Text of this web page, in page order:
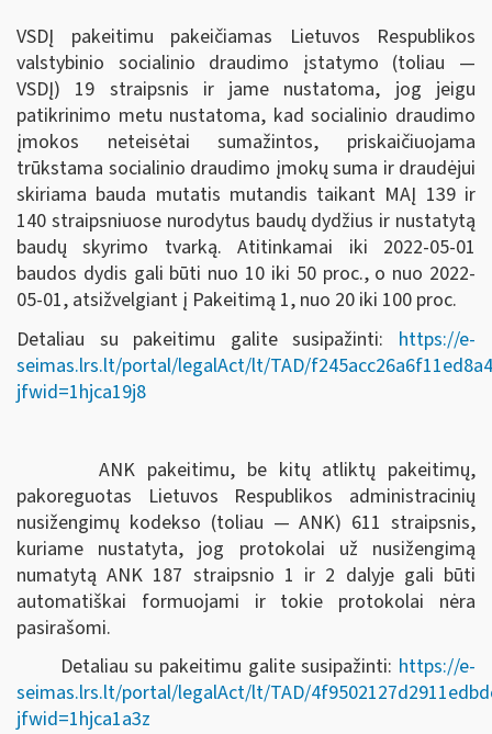
VSDĮ pakeitimu pakeičiamas Lietuvos Respublikos
valstybinio socialinio draudimo įstatymo (toliau —
VSDĮ) 19 straipsnis ir jame nustatoma, jog jeigu
patikrinimo metu nustatoma, kad socialinio draudimo
įmokos neteisėtai sumažintos, priskaičiuojama
trūkstama socialinio draudimo įmokų suma ir draudėjui
skiriama bauda mutatis mutandis taikant MAĮ 139 ir
140 straipsniuose nurodytus baudų dydžius ir nustatytą
baudų skyrimo tvarką. Atitinkamai iki 2022-05-01
baudos dydis gali būti nuo 10 iki 50 proc., o nuo 2022-
05-01, atsižvelgiant į Pakeitimą 1, nuo 20 iki 100 proc.
Detaliau su pakeitimu galite susipažinti: https://e-
seimas.lrs.lt/portal/legalAct/lt/TAD/
jfwid=1hjca19j8
ANK pakeitimu, be kitų atliktų pakeitimų,
pakoreguotas Lietuvos Respublikos administracinių
nusižengimų kodekso (toliau — ANK) 611 straipsnis,
kuriame nustatyta, jog protokolai už nusižengimą
numatytą ANK 187 straipsnio 1 ir 2 dalyje gali būti
automatiškai formuojami ir tokie protokolai nėra
pasirašomi.
Detaliau su pakeitimu galite susipažinti: https://e-
seimas.lrs.lt/portal/legalAct/lt/TAD/
jfwid=1hjca1a3z